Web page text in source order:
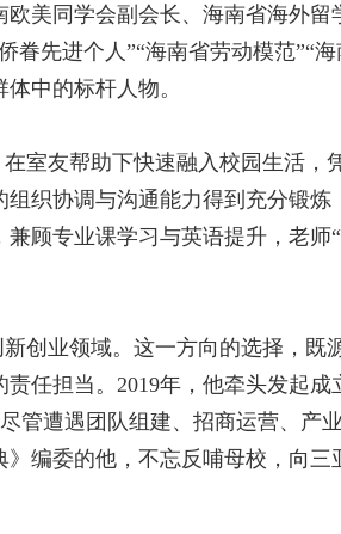
美同学会副会长、海南省海外
先进个人”“海南省劳动模范”“
中的标杆人物。
室友帮助下快速融入校园生活
织协调与沟通能力得到充分锻
顾专业课学习与英语提升，老
创业领域。这一方向的选择，
任担当。 2019年，他牵头发起成
管遭遇团队组建、招商运营、
编委的他，不忘反哺母校，向